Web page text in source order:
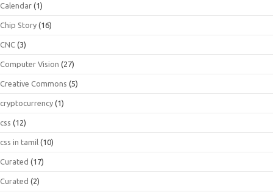
Calendar (1)
Chip Story (16)
CNC (3)
Computer Vision (27)
Creative Commons (5)
cryptocurrency (1)
css (12)
css in tamil (10)
Curated (17)
Curated (2)